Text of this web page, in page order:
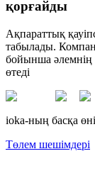
қорғайды
Ақпараттық
табылады.
бойынша әлемнің
өтеді
ioka-ның басқа
Төлем шешімдері